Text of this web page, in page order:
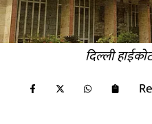
दिल्ली हाईकोर्ट